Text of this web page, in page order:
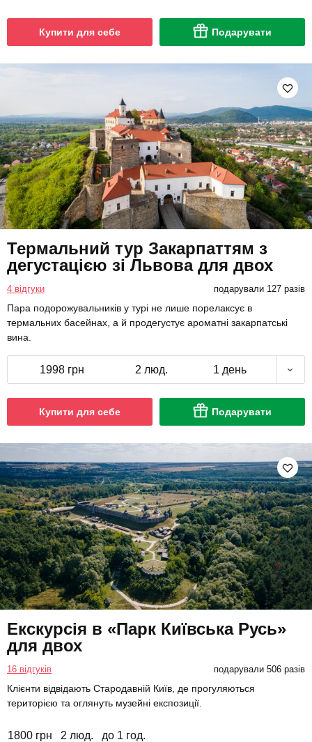
Купити для себе Подарувати
Термальний тур Закарпаттям з
дегустацією зі Львова для двох
4 відгуки подарували 127 разів
Пара подорожувальників у турі не лише порелаксує в
термальних басейнах, а й продегустує ароматні закарпатські
вина.
1998 грн 2 люд. 1 день
Купити для себе Подарувати
Екскурсія в «Парк Київська Русь»
для двох
16 відгуків подарували 506 разів
Клієнти відвідають Стародавній Київ, де прогуляються
територією та оглянуть музейні експозиції.
1800 грн 2 люд. до 1 год.